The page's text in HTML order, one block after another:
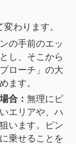
わります。
の手前のエッ
し、そこから
ローチ」の大
ます。
合： 無理にピ
エリアや、ハ
います。ピン
乗せることを